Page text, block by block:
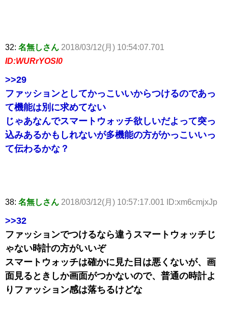
32: 名無しさん 2018/03/12(月) 10:54:07.701
ID:WURrYOSl0
>>29
ファッションとしてかっこいいからつけるのであっ
て機能は別に求めてない
じゃあなんでスマートウォッチ欲しいだよって突っ
込みあるかもしれないが多機能の方がかっこいいっ
て伝わるかな？
38: 名無しさん 2018/03/12(月) 10:57:17.001 ID:xm6cmjxJp
>>32
ファッションでつけるなら違うスマートウォッチじ
ゃない時計の方がいいぞ
スマートウォッチは確かに見た目は悪くないが、画
面見るときしか画面がつかないので、普通の時計よ
りファッション感は落ちるけどな